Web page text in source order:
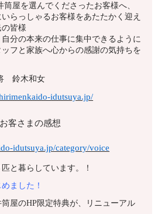
屋を選んでくださったお客様へ、
らっしゃるお客様をあたたかく迎え
皆様
分の本来の仕事に集中できるように
フと家族へ心からの感謝の気持ちを
鈴木和女
idutsuya.jp/
客さまの感想
idutsuya.jp/category/voice
と暮らしています。！
ました！
屋のHP限定特典が、リニューアル